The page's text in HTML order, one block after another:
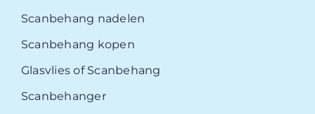
Scanbehang nadelen
Scanbehang kopen
Glasvlies of Scanbehang
Scanbehanger